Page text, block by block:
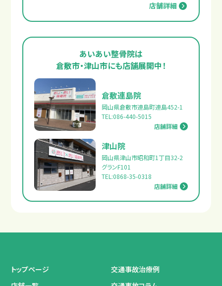
店舗詳細
あいあい整骨院は
倉敷市・津山市にも店舗展開中！
倉敷連島院
岡山県倉敷市連島町連島452-1
TEL:086-440-5015
店舗詳細
津山院
岡山県津山市昭和町1丁目32-2
グランF101
TEL:0868-35-0318
店舗詳細
トップページ
交通事故治療例